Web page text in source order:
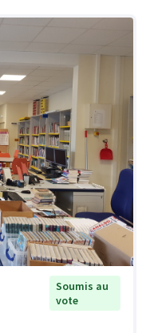
Soumis au
vote